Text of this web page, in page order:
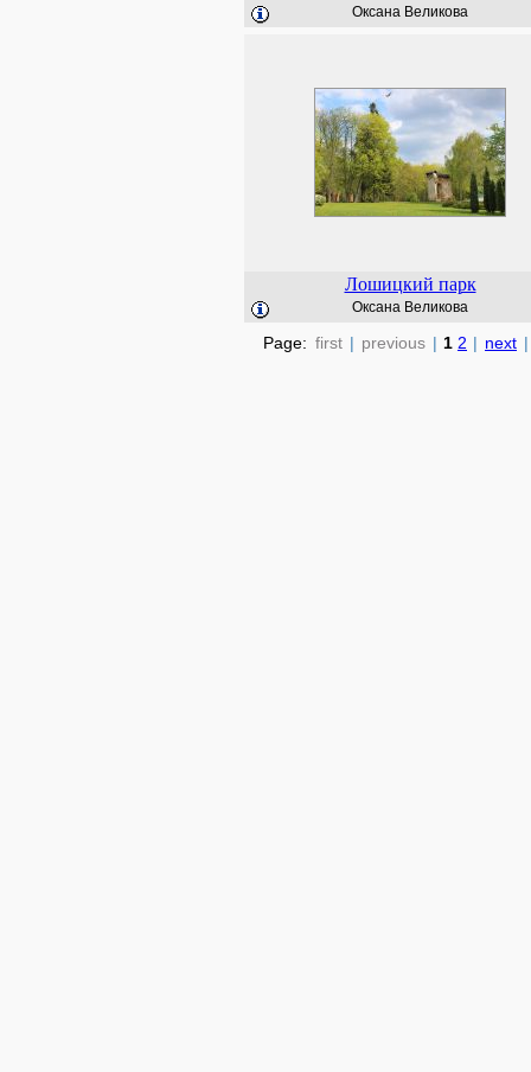
Оксана Великова
Лошицкий парк
Оксана Великова
Page: first | previous | 1 2 | next |